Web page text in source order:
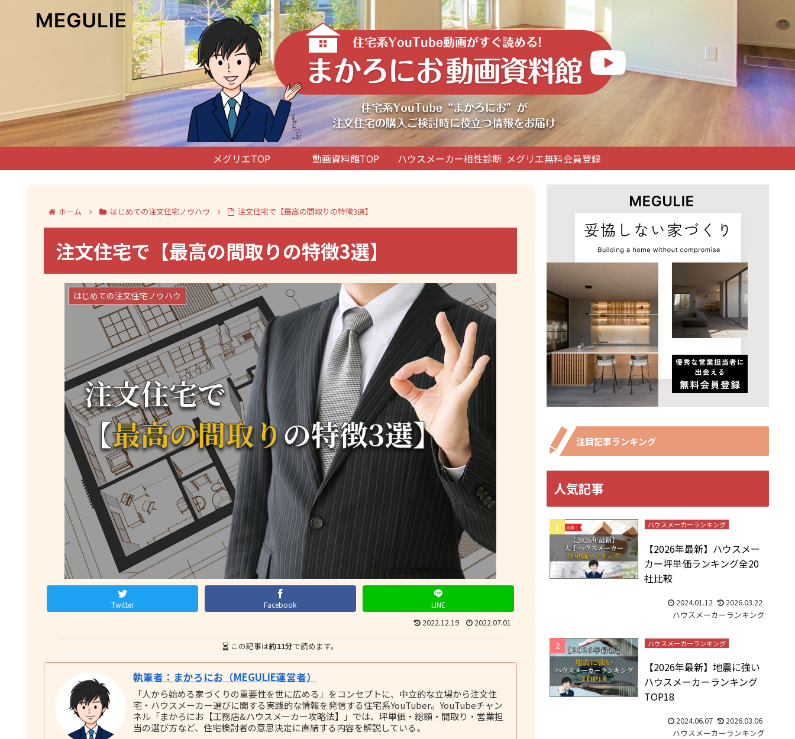
メグリエTOP 動画資料館TOP ハウスメーカー相性診断 メグリエ無料会員登録
ホーム はじめての注文住宅ノウハウ 注文住宅で【最高の間取りの特徴3選】
注文住宅で【最高の間取りの特徴3選】
はじめての注文住宅ノウハウ
Twitter Facebook LINE
2022.12.19 2022.07.01
この記事は約11分で読めます。
執筆者：まかろにお（MEGULIE運営者）
「人から始める家づくりの重要性を世に広める」をコンセプトに、中立的な立場から注文住
宅・ハウスメーカー選びに関する実践的な情報を発信する住宅系YouTuber。YouTubeチャン
ネル「まかろにお【工務店&ハウスメーカー攻略法】」では、坪単価・総額・間取り・営業担
当の選び方など、住宅検討者の意思決定に直結する内容を解説している。
注目記事ランキング
人気記事
ハウスメーカーランキング
【2026年最新】ハウスメー
カー坪単価ランキング全20
社比較
2024.01.12
2026.03.22
ハウスメーカーランキング
ハウスメーカーランキング
【2026年最新】地震に強い
ハウスメーカーランキング
TOP18
2024.06.07
2026.03.06
ハウスメーカーランキング